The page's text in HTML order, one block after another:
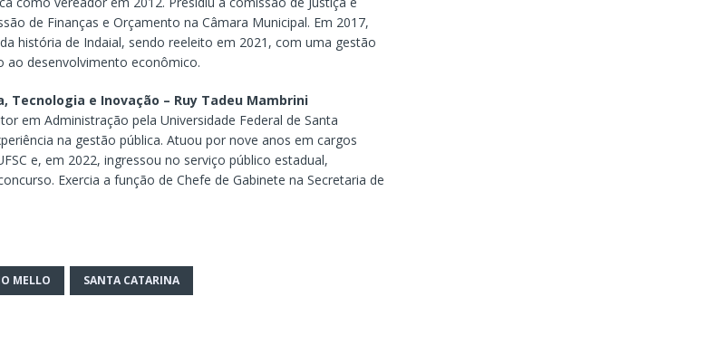
de Finanças e Orçamento na Câmara Municipal. Em 2017,
história de Indaial, sendo reeleito em 2021, com uma gestão
desenvolvimento econômico.
Tecnologia e Inovação – Ruy Tadeu Mambrini
em Administração pela Universidade Federal de Santa
na gestão pública. Atuou por nove anos em cargos
e, em 2022, ingressou no serviço público estadual,
Exercia a função de Chefe de Gabinete na Secretaria de
MELLO SANTA CATARINA